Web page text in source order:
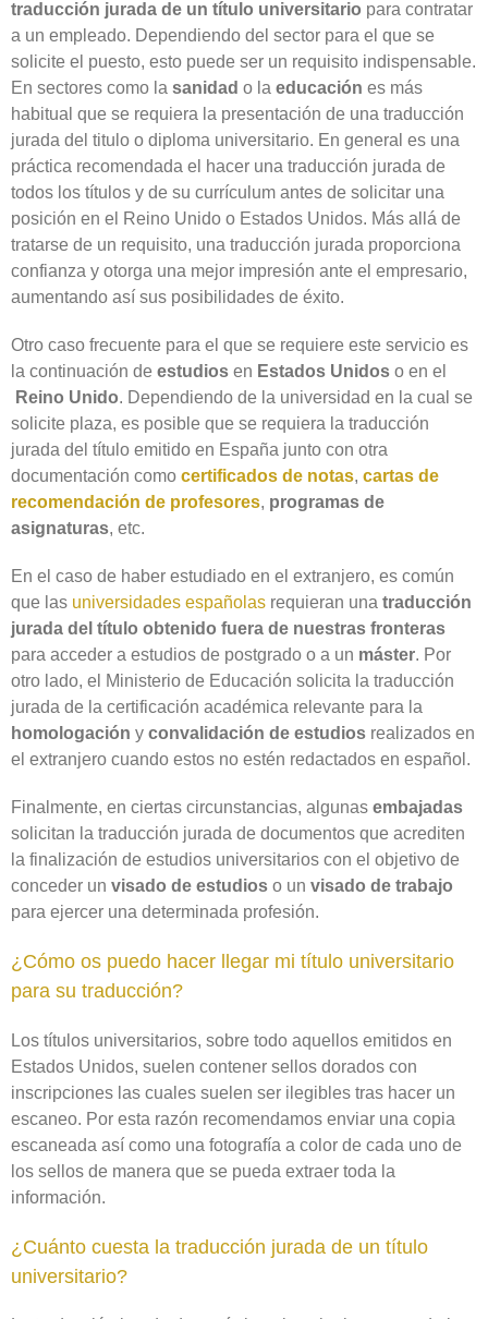
traducción jurada de un título universitario para contratar
a un empleado. Dependiendo del sector para el que se
solicite el puesto, esto puede ser un requisito indispensable.
En sectores como la sanidad o la educación es más
habitual que se requiera la presentación de una traducción
jurada del titulo o diploma universitario. En general es una
práctica recomendada el hacer una traducción jurada de
todos los títulos y de su currículum antes de solicitar una
posición en el Reino Unido o Estados Unidos. Más allá de
tratarse de un requisito, una traducción jurada proporciona
confianza y otorga una mejor impresión ante el empresario,
aumentando así sus posibilidades de éxito.
Otro caso frecuente para el que se requiere este servicio es
la continuación de estudios en Estados Unidos o en el
Reino Unido. Dependiendo de la universidad en la cual se
solicite plaza, es posible que se requiera la traducción
jurada del título emitido en España junto con otra
documentación como certificados de notas, cartas de
recomendación de profesores, programas de
asignaturas, etc.
En el caso de haber estudiado en el extranjero, es común
que las universidades españolas requieran una traducción
jurada del título obtenido fuera de nuestras fronteras
para acceder a estudios de postgrado o a un máster. Por
otro lado, el Ministerio de Educación solicita la traducción
jurada de la certificación académica relevante para la
homologación y convalidación de estudios realizados en
el extranjero cuando estos no estén redactados en español.
Finalmente, en ciertas circunstancias, algunas embajadas
solicitan la traducción jurada de documentos que acrediten
la finalización de estudios universitarios con el objetivo de
conceder un visado de estudios o un visado de trabajo
para ejercer una determinada profesión.
¿Cómo os puedo hacer llegar mi título universitario
para su traducción?
Los títulos universitarios, sobre todo aquellos emitidos en
Estados Unidos, suelen contener sellos dorados con
inscripciones las cuales suelen ser ilegibles tras hacer un
escaneo. Por esta razón recomendamos enviar una copia
escaneada así como una fotografía a color de cada uno de
los sellos de manera que se pueda extraer toda la
información.
¿Cuánto cuesta la traducción jurada de un título
universitario?